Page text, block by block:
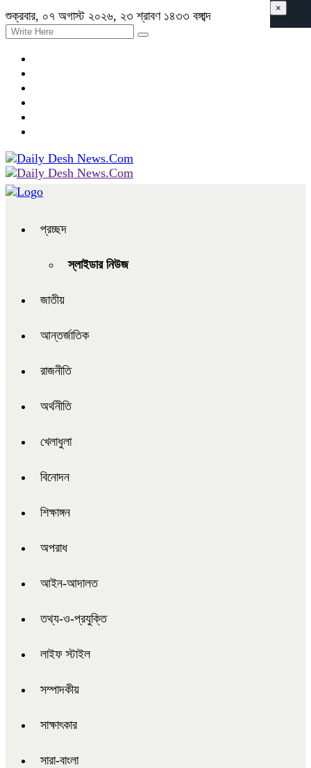
শুক্রবার, ০৭ অগাস্ট ২০২৬, ২৩ শ্রাবণ ১৪৩৩ বঙ্গাব্দ
প্রচ্ছদ
স্লাইডার নিউজ
জাতীয়
আন্তর্জাতিক
রাজনীতি
অর্থনীতি
খেলাধুলা
বিনোদন
শিক্ষাঙ্গন
অপরাধ
আইন-আদালত
তথ্য-ও-প্রযুক্তি
লাইফ স্টাইল
সম্পাদকীয়
সাক্ষাৎকার
সারা-বাংলা
×